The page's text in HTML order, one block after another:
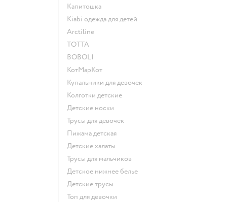
Капитошка
Kiabi одежда для детей
Arctiline
ТОТТА
BOBOLI
КотМарКот
Купальники для девочек
Колготки детские
Детские носки
Трусы для девочек
Пижама детская
Детские халаты
Трусы для мальчиков
Детское нижнее белье
Детские трусы
Топ для девочки